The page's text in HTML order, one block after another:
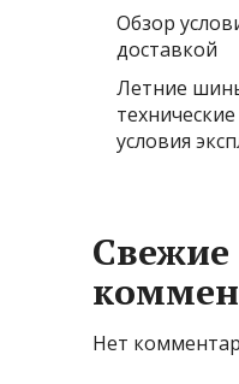
Обзор
доставкой
Летние
условия
Свежие
Нет